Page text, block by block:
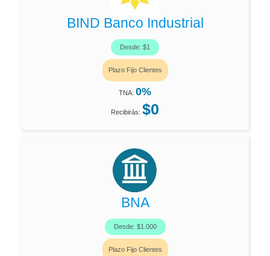
BIND Banco Industrial
Desde: $1
Plazo Fijo Clientes
TNA: 0%
Recibirás: $0
BNA
Desde: $1.000
Plazo Fijo Clientes